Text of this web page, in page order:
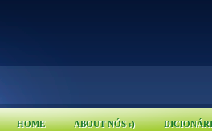
HOME ABOUT NÓS :)